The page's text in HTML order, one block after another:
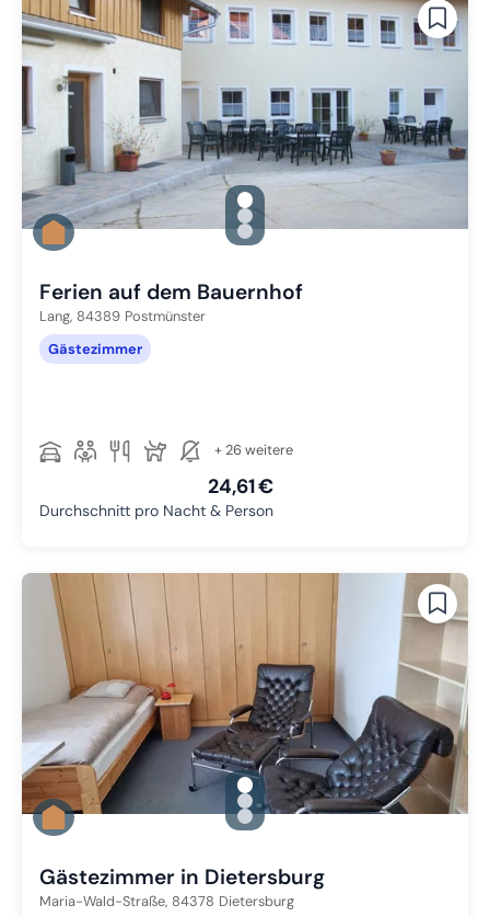
gallery.slide_selector
Zu Slide 1 wechseln
Zu Slide 2 wechseln
Zu Slide 3 wechseln
Ferien auf dem Bauernhof
Lang, 84389 Postmünster
Gästezimmer
+ 26 weitere
24,61 €
Durchschnitt pro Nacht & Person
gallery.slide_selector
Zu Slide 1 wechseln
Zu Slide 2 wechseln
Zu Slide 3 wechseln
Gästezimmer in Dietersburg
Maria-Wald-Straße, 84378 Dietersburg